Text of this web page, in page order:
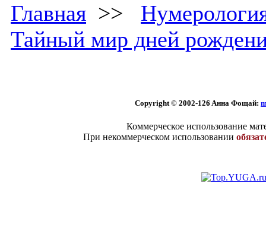
Главная >>
Тайный мир дней
Copyright © 2002-126 Aннa Фoщaй:
Коммерческое использование
При некоммерческом использовании